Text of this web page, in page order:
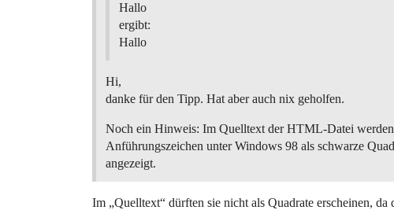
Hallo
ergibt:
Hallo
Hi,
danke für den Tipp. Hat aber auch nix geholfen.
Noch ein Hinweis: Im Quelltext der HTML-Datei
Anführungszeichen unter Windows 98 als schwarze
angezeigt.
Im „Quelltext“ dürften sie nicht als Quadrate erscheinen,